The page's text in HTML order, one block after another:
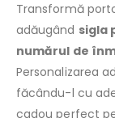
Transformă
adăugând sigla
numărul de
Personalizarea
făcându-l cu
cadou perfect